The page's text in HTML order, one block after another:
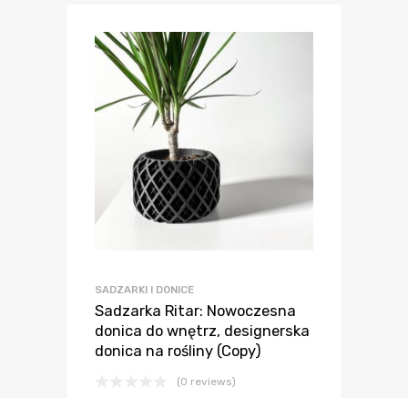
SADZARKI I DONICE
Sadzarka Ritar: Nowoczesna
donica do wnętrz, designerska
donica na rośliny (Copy)
(0 reviews)